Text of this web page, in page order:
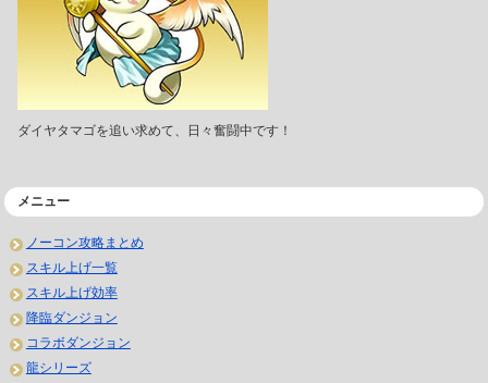
ダイヤタマゴを追い求めて、日々奮闘中です！
メニュー
ノーコン攻略まとめ
スキル上げ一覧
スキル上げ効率
降臨ダンジョン
コラボダンジョン
龍シリーズ